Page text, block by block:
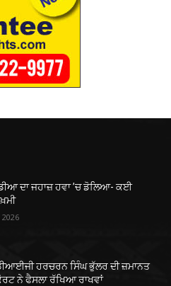
ਦਾ ਜਹਾਜ਼ ਹਵਾ ’ਚ ਡੋਲਿਆ- ਕਈ
ਹਰਚਰਨ ਸਿੰਘ ਭੁੱਲਰ ਦੀ ਜ਼ਮਾਨਤ
ਨੇ ਫੈਸਲਾ ਰੱਖਿਆ ਰਾਖਵਾਂ